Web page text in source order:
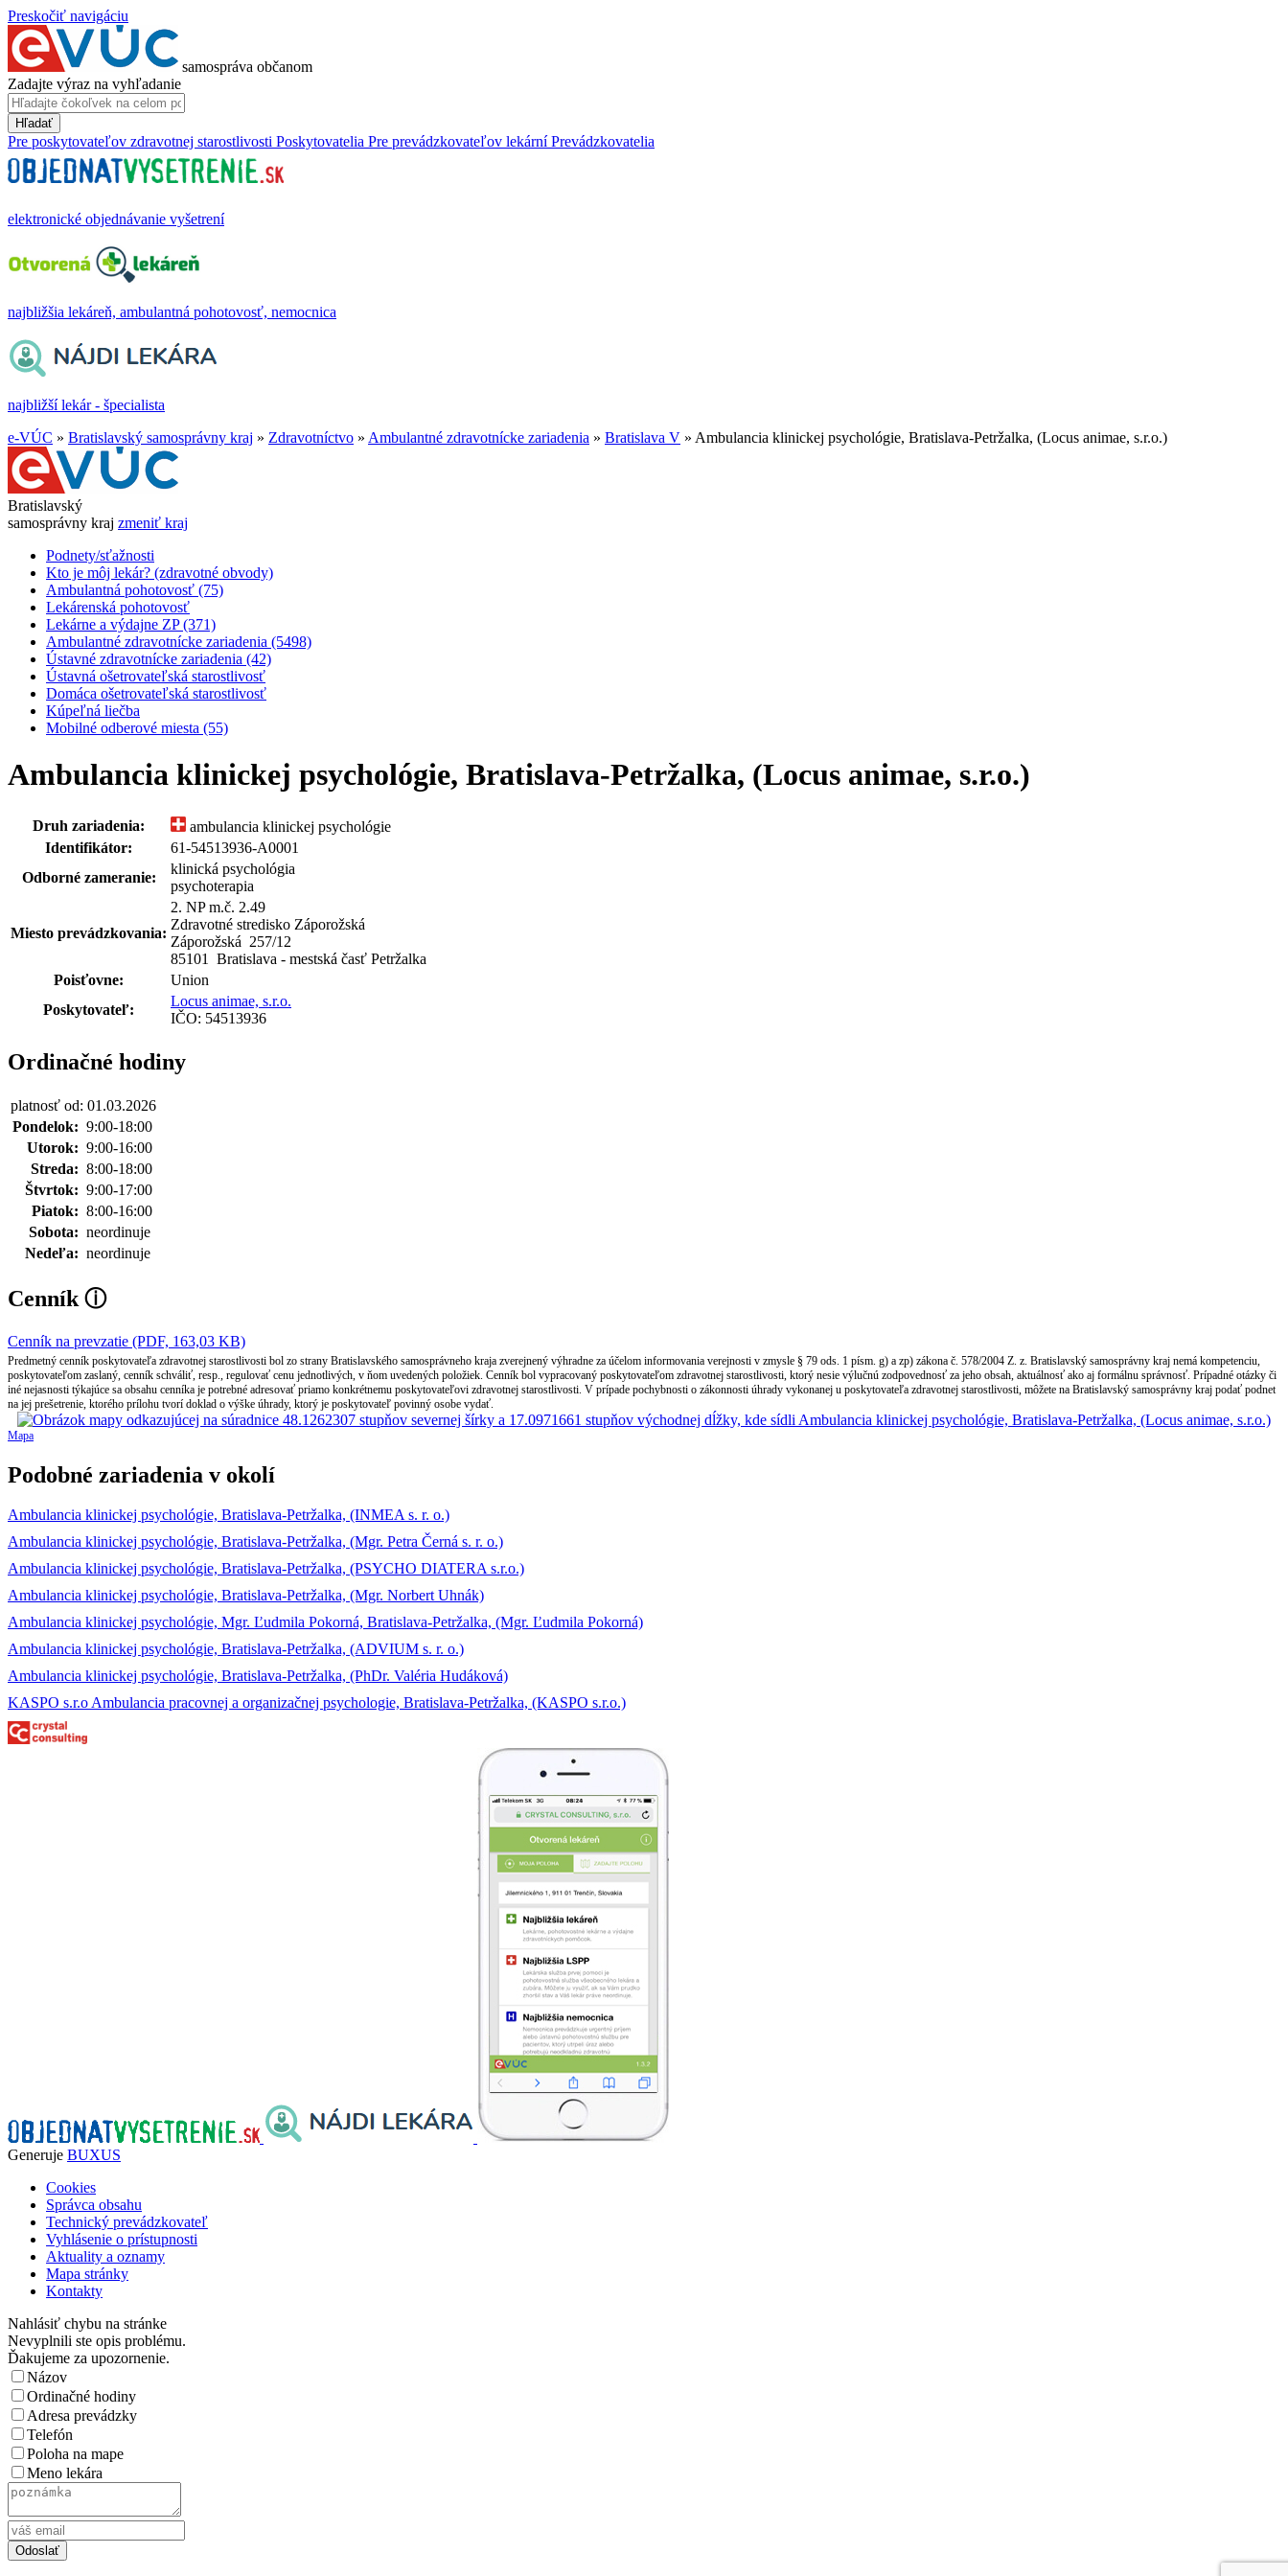
Preskočiť navigáciu
samospráva občanom
Zadajte výraz na vyhľadanie
Hľadať
Pre poskytovateľov zdravotnej starostlivosti Poskytovatelia Pre prevádzkovateľov lekární Prevádzkovatelia
elektronické objednávanie vyšetrení
najbližšia lekáreň, ambulantná pohotovosť, nemocnica
najbližší lekár - špecialista
e-VÚC » Bratislavský samosprávny kraj » Zdravotníctvo » Ambulantné zdravotnícke zariadenia » Bratislava V » Ambulancia klinickej psychológie, Bratislava-Petržalka, (Locus animae, s.r.o.)
Bratislavský
samosprávny kraj zmeniť kraj
Podnety/sťažnosti
Kto je môj lekár? (zdravotné obvody)
Ambulantná pohotovosť (75)
Lekárenská pohotovosť
Lekárne a výdajne ZP (371)
Ambulantné zdravotnícke zariadenia (5498)
Ústavné zdravotnícke zariadenia (42)
Ústavná ošetrovateľská starostlivosť
Domáca ošetrovateľská starostlivosť
Kúpeľná liečba
Mobilné odberové miesta (55)
Ambulancia klinickej psychológie, Bratislava-Petržalka, (Locus animae, s.r.o.)
Druh zariadenia:
ambulancia klinickej psychológie
Identifikátor:
61-54513936-A0001
Odborné zameranie:
klinická psychológia
psychoterapia
Miesto prevádzkovania:
2. NP m.č. 2.49
Zdravotné stredisko Záporožská
Záporožská 257/12
85101 Bratislava - mestská časť Petržalka
Poisťovne:
Union
Poskytovateľ:
Locus animae, s.r.o.
IČO: 54513936
Ordinačné hodiny
platnosť od: 01.03.2026
Pondelok: 9:00-18:00
Utorok: 9:00-16:00
Streda: 8:00-18:00
Štvrtok: 9:00-17:00
Piatok: 8:00-16:00
Sobota: neordinuje
Nedeľa: neordinuje
Cenník ⓘ
Cenník na prevzatie (PDF, 163,03 KB)
Predmetný cenník poskytovateľa zdravotnej starostlivosti bol zo strany Bratislavského samosprávneho kraja zverejnený výhradne za účelom informovania verejnosti v zmysle § 79 ods. 1 písm. g) a zp) zákona č. 578/2004 Z. z. Bratislavský samosprávny kraj nemá kompetenciu,
poskytovateľom zaslaný, cenník schváliť, resp., regulovať cenu jednotlivých, v ňom uvedených položiek. Cenník bol vypracovaný poskytovateľom zdravotnej starostlivosti, ktorý nesie výlučnú zodpovednosť za jeho obsah, aktuálnosť ako aj formálnu správnosť. Prípadné otázky či
iné nejasnosti týkajúce sa obsahu cenníka je potrebné adresovať priamo konkrétnemu poskytovateľovi zdravotnej starostlivosti. V prípade pochybnosti o zákonnosti úhrady vykonanej u poskytovateľa zdravotnej starostlivosti, môžete na Bratislavský samosprávny kraj podať podnet
na jej prešetrenie, ktorého prílohu tvorí doklad o výške úhrady, ktorý je poskytovateľ povinný osobe vydať.
Mapa
Podobné zariadenia v okolí
Ambulancia klinickej psychológie, Bratislava-Petržalka, (INMEA s. r. o.)
Ambulancia klinickej psychológie, Bratislava-Petržalka, (Mgr. Petra Černá s. r. o.)
Ambulancia klinickej psychológie, Bratislava-Petržalka, (PSYCHO DIATERA s.r.o.)
Ambulancia klinickej psychológie, Bratislava-Petržalka, (Mgr. Norbert Uhnák)
Ambulancia klinickej psychológie, Mgr. Ľudmila Pokorná, Bratislava-Petržalka, (Mgr. Ľudmila Pokorná)
Ambulancia klinickej psychológie, Bratislava-Petržalka, (ADVIUM s. r. o.)
Ambulancia klinickej psychológie, Bratislava-Petržalka, (PhDr. Valéria Hudáková)
KASPO s.r.o Ambulancia pracovnej a organizačnej psychologie, Bratislava-Petržalka, (KASPO s.r.o.)
Generuje BUXUS
Cookies
Správca obsahu
Technický prevádzkovateľ
Vyhlásenie o prístupnosti
Aktuality a oznamy
Mapa stránky
Kontakty
Nahlásiť chybu na stránke
Nevyplnili ste opis problému.
Ďakujeme za upozornenie.
Názov
Ordinačné hodiny
Adresa prevádzky
Telefón
Poloha na mape
Meno lekára